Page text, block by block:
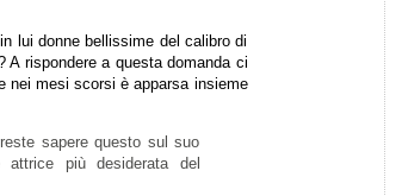
lui donne bellissime del calibro di
A rispondere a questa domanda ci
nei mesi scorsi è apparsa insieme
sapere questo sul suo
più desiderata del